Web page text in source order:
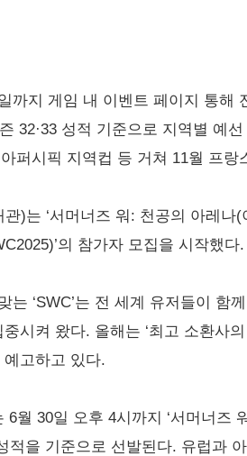
까지 게임 내 이벤트 페이지 통해
32·33 성적 기준으로 지역별 예
퍼시픽 지역컵 등 거쳐 11월 프
)는 ‘서머너즈 워: 천공의 아레나
의 참가자 모집을 시작했다.
는 ‘SWC’는 전 세계 유저들이
시켜 왔다. 올해는 ‘최고 소환사
고하고 있다.
6월 30일 오후 4시까지 ‘서머너즈
적을 기준으로 선발된다. 유럽과